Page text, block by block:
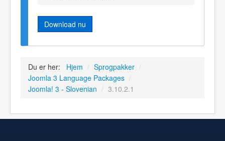
Download nu
Du er her: Hjem / Sprogpakker /
Joomla 3 Language Packages /
Joomla! 3 - Slovenian / 3.10.2.1